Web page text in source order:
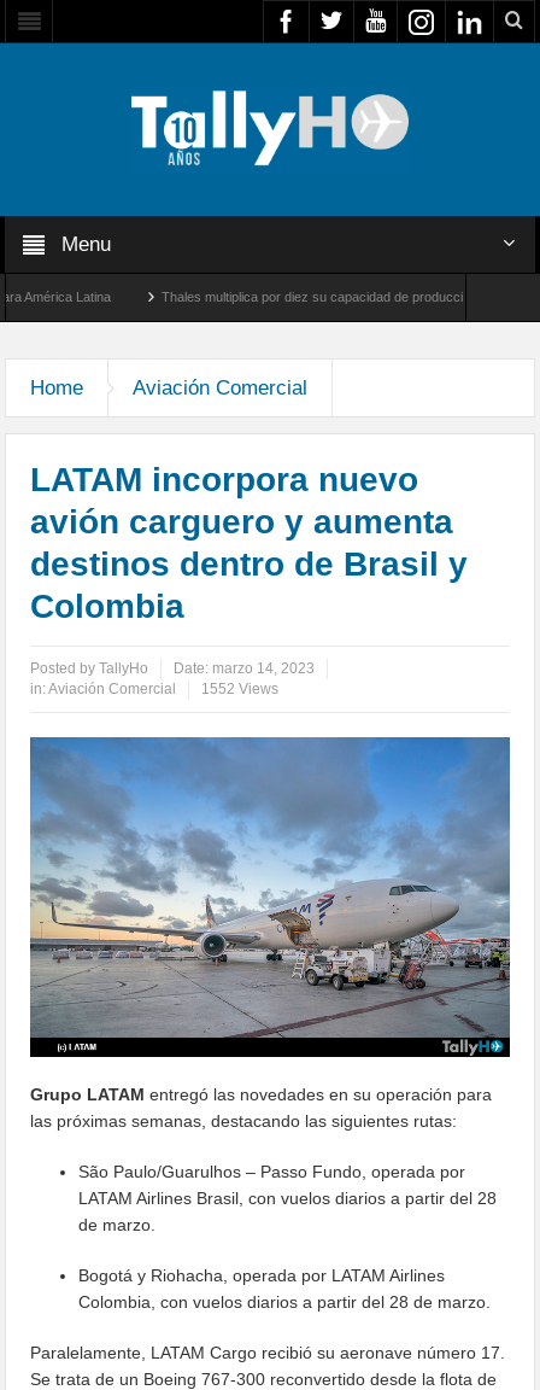
Menu
Latina Thales multiplica por diez su capacidad de producción de radares en
Home Aviación Comercial
LATAM incorpora nuevo
avión carguero y aumenta
destinos dentro de Brasil y
Colombia
Posted byTallyHo Date: marzo 14, 2023
in:Aviación Comercial 1552 Views
Grupo LATAM entregó las novedades en su operación para
las próximas semanas, destacando las siguientes rutas:
São Paulo/Guarulhos – Passo Fundo, operada por
LATAM Airlines Brasil, con vuelos diarios a partir del 28
de marzo.
Bogotá y Riohacha, operada por LATAM Airlines
Colombia, con vuelos diarios a partir del 28 de marzo.
Paralelamente, LATAM Cargo recibió su aeronave número 17.
Se trata de un Boeing 767-300 reconvertido desde la flota de